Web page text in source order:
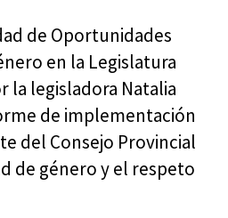
de Oportunidades
en la Legislatura
la legisladora Natalia
de implementación
del Consejo Provincial
de género y el respeto